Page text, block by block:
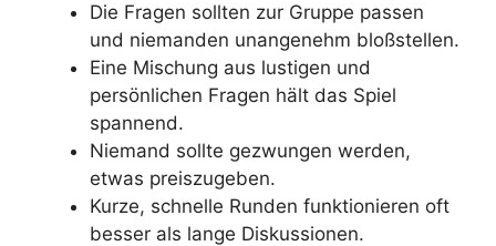
Die Fragen sollten zur Gruppe passen
und niemanden unangenehm bloßstellen.
Eine Mischung aus lustigen und
persönlichen Fragen hält das Spiel
spannend.
Niemand sollte gezwungen werden,
etwas preiszugeben.
Kurze, schnelle Runden funktionieren oft
besser als lange Diskussionen.